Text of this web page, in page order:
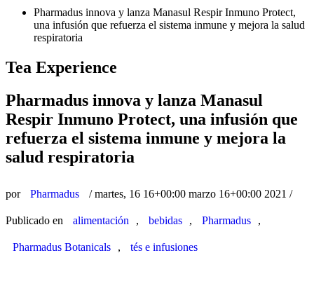
Pharmadus innova y lanza Manasul Respir Inmuno Protect,
una infusión que refuerza el sistema inmune y mejora la salud
respiratoria
Tea Experience
Pharmadus innova y lanza Manasul
Respir Inmuno Protect, una infusión que
refuerza el sistema inmune y mejora la
salud respiratoria
por Pharmadus /martes, 16 16+00:00 marzo 16+00:00 2021 /
Publicado en alimentación , bebidas , Pharmadus ,
Pharmadus Botanicals , tés e infusiones